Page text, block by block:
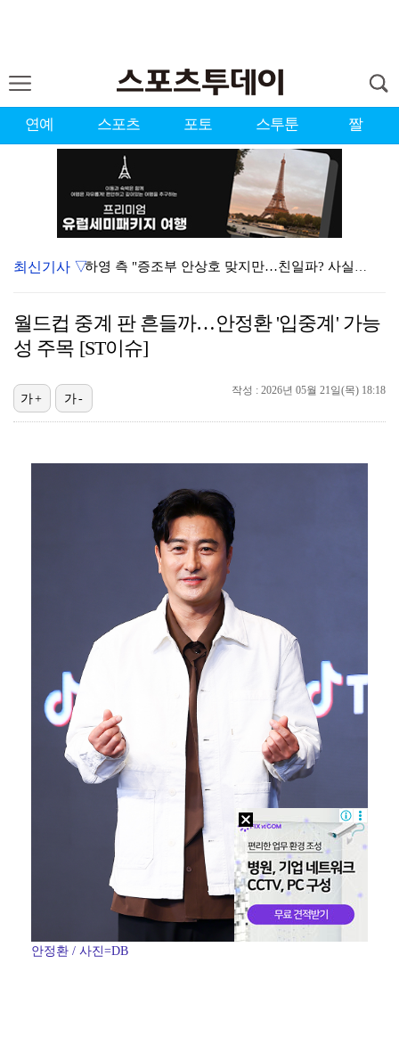
연예 스포츠 포토 스투툰 짤
하영 측 "증조부 안상호 맞지만…친일파? 사실무근" […
"스토킹 피해자" 황정민VS"2억대 손해배상" A 씨,…
김지원, 어린이병원에 1억원 쾌척 "'닥터X' 촬영 중…
고영욱, 도 넘은 저격 논란…이번엔 박하선에 "감당 안…
최신기사 ▽
월드컵 중계 판 흔들까…안정환 '입중계' 가능
성 주목 [ST이슈]
작성 : 2026년 05월 21일(목) 18:18
가+ 가-
안정환 / 사진=DB